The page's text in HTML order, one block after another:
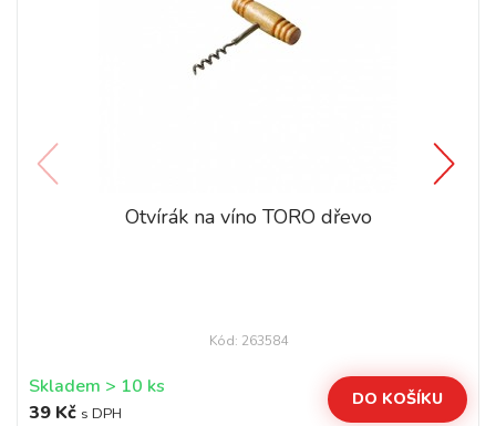
Otvírák na víno TORO dřevo
Kód: 263584
Skladem > 10 ks
39 Kč s DPH
DO KOŠÍKU